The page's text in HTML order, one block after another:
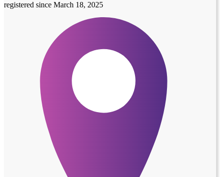
registered since March 18, 2025